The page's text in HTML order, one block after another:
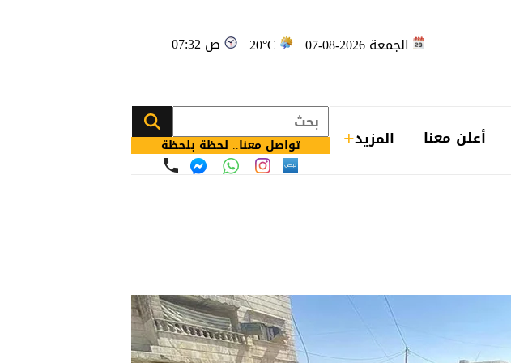
الجمعة 2026-08-07 20°C 07:32 ص
أعلن معنا المزيد تواصل معنا.. لحظة بلحظة